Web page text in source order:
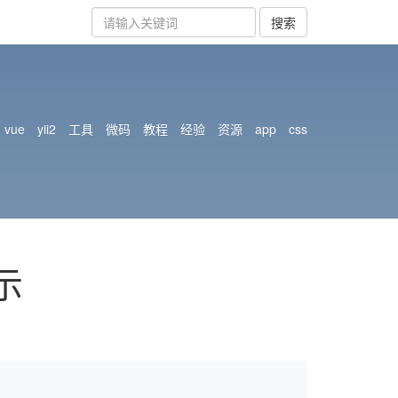
搜索
vue yii2 工具 微码 教程 经验 资源 app css